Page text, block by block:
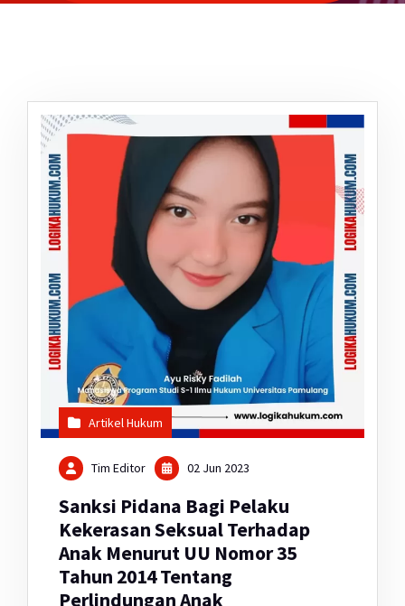
Artikel Hukum
Tim Editor 02 Jun 2023
Sanksi Pidana Bagi Pelaku
Kekerasan Seksual Terhadap
Anak Menurut UU Nomor 35
Tahun 2014 Tentang
Perlindungan Anak